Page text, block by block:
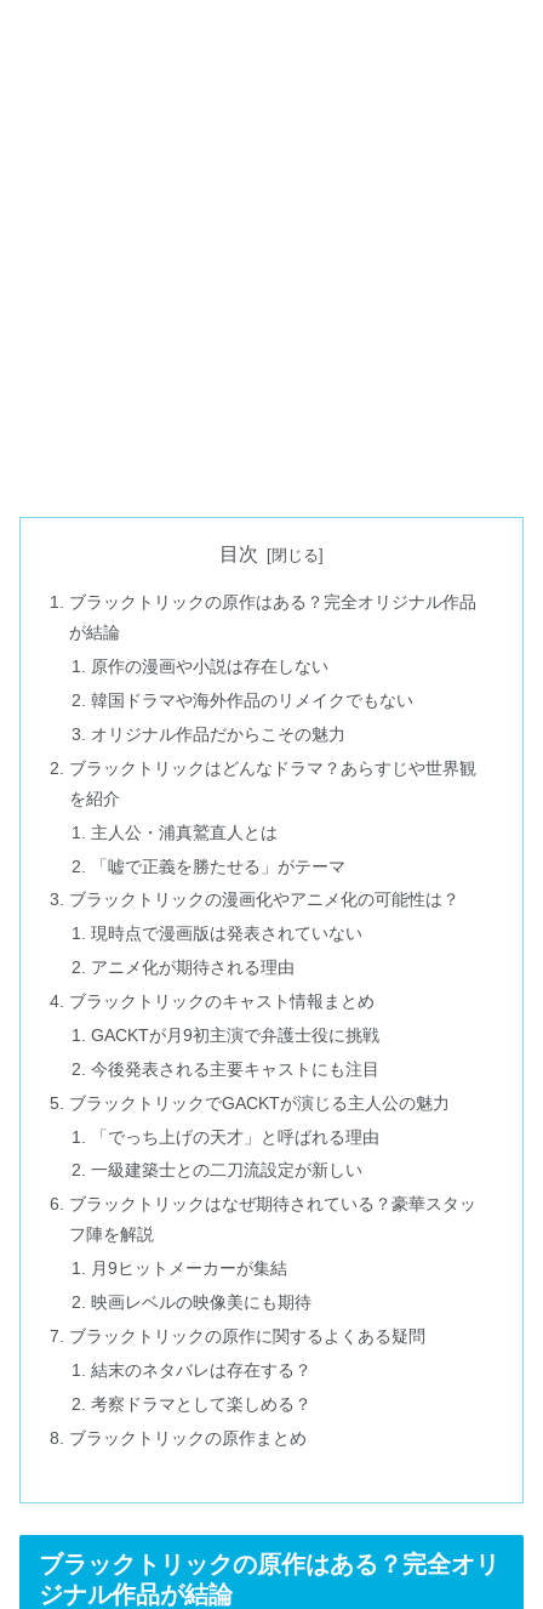
目次
ブラックトリックの原作はある？完全オリジナル作品
が結論
原作の漫画や小説は存在しない
韓国ドラマや海外作品のリメイクでもない
オリジナル作品だからこその魅力
ブラックトリックはどんなドラマ？あらすじや世界観
を紹介
主人公・浦真鷲直人とは
「嘘で正義を勝たせる」がテーマ
ブラックトリックの漫画化やアニメ化の可能性は？
現時点で漫画版は発表されていない
アニメ化が期待される理由
ブラックトリックのキャスト情報まとめ
GACKTが月9初主演で弁護士役に挑戦
今後発表される主要キャストにも注目
ブラックトリックでGACKTが演じる主人公の魅力
「でっち上げの天才」と呼ばれる理由
一級建築士との二刀流設定が新しい
ブラックトリックはなぜ期待されている？豪華スタッ
フ陣を解説
月9ヒットメーカーが集結
映画レベルの映像美にも期待
ブラックトリックの原作に関するよくある疑問
結末のネタバレは存在する？
考察ドラマとして楽しめる？
ブラックトリックの原作まとめ
ブラックトリックの原作はある？完全オリ
ジナル作品が結論